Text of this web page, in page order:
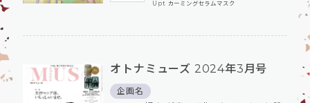
Upt カーミングセラムマスク
オトナミューズ 2024年3月号
企画名